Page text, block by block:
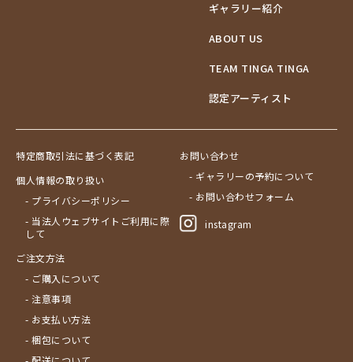
ギャラリー紹介
ABOUT US
TEAM TINGA TINGA
認定アーティスト
特定商取引法に基づく表記
個人情報の取り扱い
- プライバシーポリシー
- 当法人ウェブサイトご利用に際
して
ご注文方法
- ご購入について
- 注意事項
- お支払い方法
- 梱包について
お問い合わせ
- ギャラリーの予約について
- お問い合わせフォーム
instagram